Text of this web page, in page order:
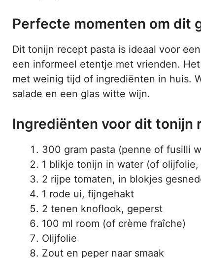
Perfecte momenten om dit
Dit tonijn recept pasta is ideaal voor
een informeel etentje met vrienden.
met weinig tijd of ingrediënten in huis.
salade en een glas witte wijn.
Ingrediënten voor dit tonijn
300 gram pasta (penne of fusilli
1 blikje tonijn in water (of olijfolie,
2 rijpe tomaten, in blokjes
1 rode ui, fijngehakt
2 tenen knoflook, geperst
100 ml room (of crème fraîche)
Olijfolie
Zout en peper naar smaak